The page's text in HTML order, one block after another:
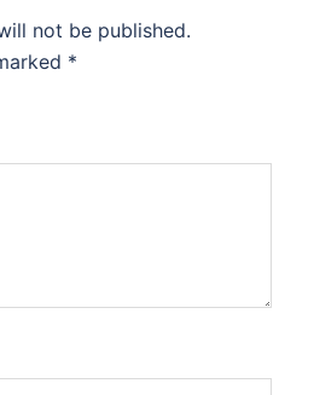
not be published.
*